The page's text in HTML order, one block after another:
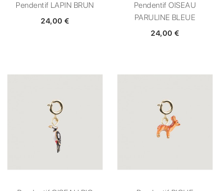
Pendentif LAPIN BRUN
24,00 €
Pendentif OISEAU
PARULINE BLEUE
24,00 €